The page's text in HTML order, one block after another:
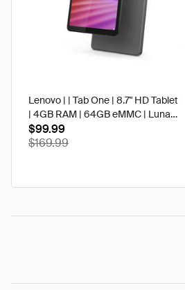
Lenovo | | Tab One | 8.7" HD Tablet
| 4GB RAM | 64GB eMMC | Luna
Grey | Best Buy
$99.99
$169.99